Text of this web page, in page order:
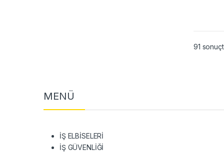
91
MENÜ
İŞ ELBİSELERİ
İŞ GÜVENLİĞİ